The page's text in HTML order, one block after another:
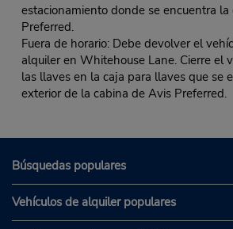
estacionamiento donde se encuentra
Preferred.
Fuera de horario: Debe devolver el
alquiler en Whitehouse Lane. Cierre el
las llaves en la caja para llaves que se
exterior de la cabina de Avis Preferred.
Búsquedas populares
Vehículos de alquiler populares